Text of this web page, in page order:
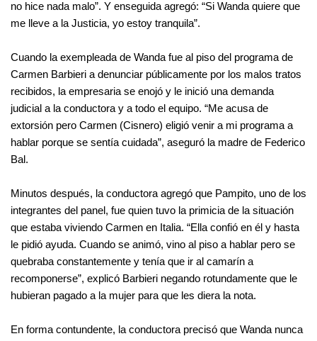
no hice nada malo”. Y enseguida agregó: “Si Wanda quiere que
me lleve a la Justicia, yo estoy tranquila”.
Cuando la exempleada de Wanda fue al piso del programa de
Carmen Barbieri a denunciar públicamente por los malos tratos
recibidos, la empresaria se enojó y le inició una demanda
judicial a la conductora y a todo el equipo. “Me acusa de
extorsión pero Carmen (Cisnero) eligió venir a mi programa a
hablar porque se sentía cuidada”, aseguró la madre de Federico
Bal.
Minutos después, la conductora agregó que Pampito, uno de los
integrantes del panel, fue quien tuvo la primicia de la situación
que estaba viviendo Carmen en Italia. “Ella confió en él y hasta
le pidió ayuda. Cuando se animó, vino al piso a hablar pero se
quebraba constantemente y tenía que ir al camarín a
recomponerse”, explicó Barbieri negando rotundamente que le
hubieran pagado a la mujer para que les diera la nota.
En forma contundente, la conductora precisó que Wanda nunca